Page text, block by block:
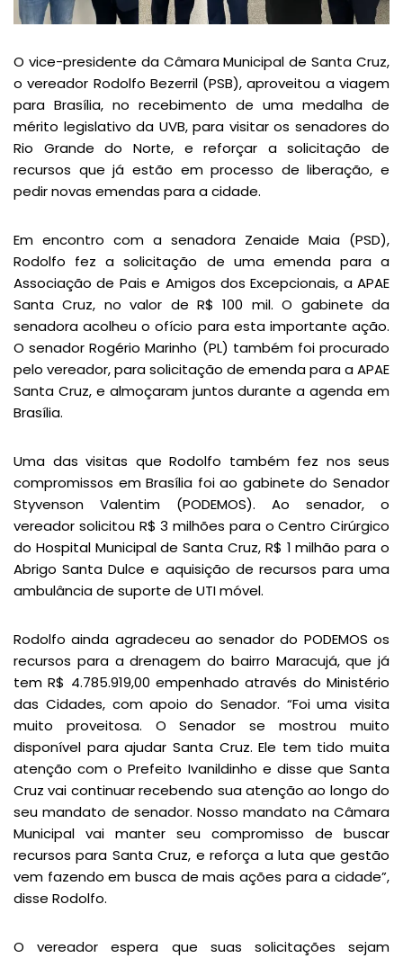
O vice-presidente da Câmara Municipal de Santa Cruz,
o vereador Rodolfo Bezerril (PSB), aproveitou a viagem
para Brasília, no recebimento de uma medalha de
mérito legislativo da UVB, para visitar os senadores do
Rio Grande do Norte, e reforçar a solicitação de
recursos que já estão em processo de liberação, e
pedir novas emendas para a cidade.
Em encontro com a senadora Zenaide Maia (PSD),
Rodolfo fez a solicitação de uma emenda para a
Associação de Pais e Amigos dos Excepcionais, a APAE
Santa Cruz, no valor de R$ 100 mil. O gabinete da
senadora acolheu o ofício para esta importante ação.
O senador Rogério Marinho (PL) também foi procurado
pelo vereador, para solicitação de emenda para a APAE
Santa Cruz, e almoçaram juntos durante a agenda em
Brasília.
Uma das visitas que Rodolfo também fez nos seus
compromissos em Brasília foi ao gabinete do Senador
Styvenson Valentim (PODEMOS). Ao senador, o
vereador solicitou R$ 3 milhões para o Centro Cirúrgico
do Hospital Municipal de Santa Cruz, R$ 1 milhão para o
Abrigo Santa Dulce e aquisição de recursos para uma
ambulância de suporte de UTI móvel.
Rodolfo ainda agradeceu ao senador do PODEMOS os
recursos para a drenagem do bairro Maracujá, que já
tem R$ 4.785.919,00 empenhado através do Ministério
das Cidades, com apoio do Senador. “Foi uma visita
muito proveitosa. O Senador se mostrou muito
disponível para ajudar Santa Cruz. Ele tem tido muita
atenção com o Prefeito Ivanildinho e disse que Santa
Cruz vai continuar recebendo sua atenção ao longo do
seu mandato de senador. Nosso mandato na Câmara
Municipal vai manter seu compromisso de buscar
recursos para Santa Cruz, e reforça a luta que gestão
vem fazendo em busca de mais ações para a cidade”,
disse Rodolfo.
O vereador espera que suas solicitações sejam